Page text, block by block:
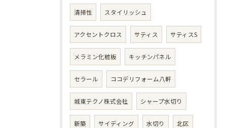
清掃性 スタイリッシュ
アクセントクロス サティス サティスS
メラミン化粧板 キッチンパネル
セラール ココデリフォーム八軒
城東テクノ株式会社 シャープ水切り
新築 サイディング 水切り 北区